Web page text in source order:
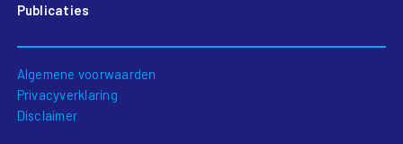
Publicaties
Algemene voorwaarden
Privacyverklaring
Disclaimer